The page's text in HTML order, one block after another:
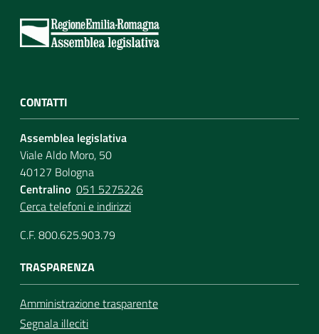
CONTATTI
Assemblea legislativa
Viale Aldo Moro, 50
40127 Bologna
Centralino 051 5275226
Cerca telefoni e indirizzi
C.F. 800.625.903.79
TRASPARENZA
Amministrazione trasparente
Segnala illeciti